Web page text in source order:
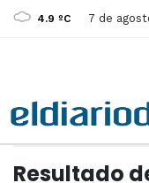
4.9 ºC 7 de
Resultado